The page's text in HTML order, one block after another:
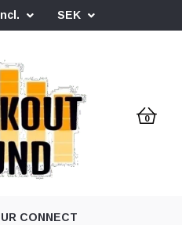
SEK
0
CONNECT